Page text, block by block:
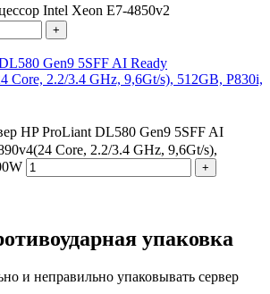
Intel Xeon E7-4850v2
+
Gen9 5SFF AI Ready
Core, 2.2/3.4 GHz, 9,6Gt/s), 512GB, P830i,
HP ProLiant DL580 Gen9 5SFF AI
Core, 2.2/3.4 GHz, 9,6Gt/s),
+
упаковка
и неправильно упаковывать сервер